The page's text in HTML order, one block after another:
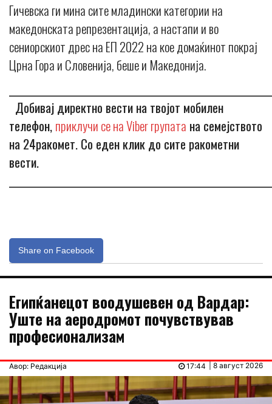
Гичевска ги мина сите младински категории на
македонската репрезентација, а настапи и во
сениорскиот дрес на ЕП 2022 на кое домаќинот покрај
Црна Гора и Словенија, беше и Македонија.
Добивај директно вести на твојот мобилен
телефон,приклучи се на Viber групата на семејството
на 24ракомет. Со еден клик до сите ракометни
вести.
Share on Facebook
Египќанецот воодушевен од Вардар:
Уште на аеродромот почувствував
професионализам
Авор: Редакција | 8 август 2026
17:44